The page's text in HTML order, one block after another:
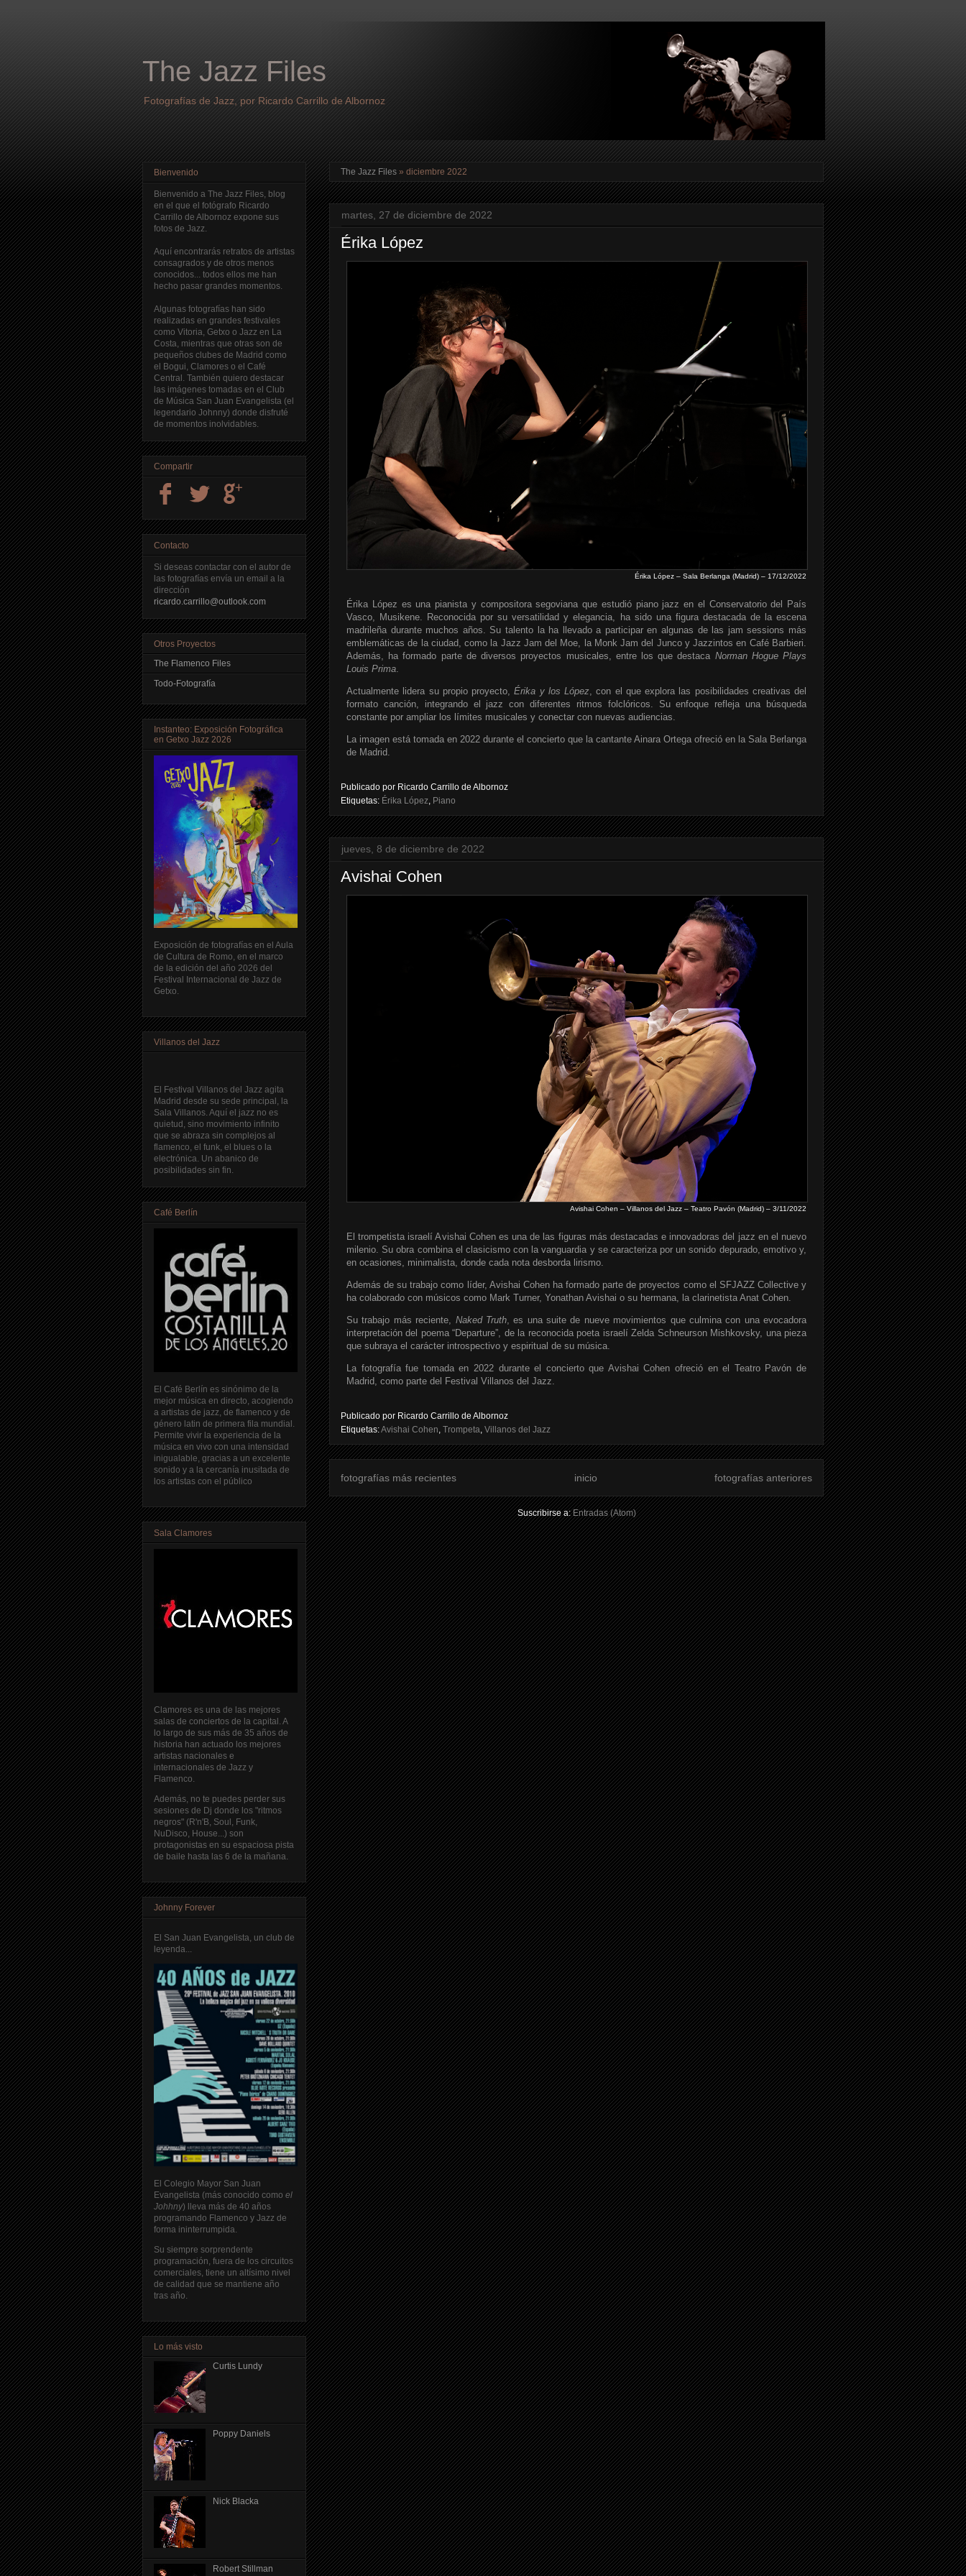
The Jazz Files
Fotografías de Jazz, por Ricardo Carrillo de Albornoz
The Jazz Files » diciembre 2022
martes, 27 de diciembre de 2022
Érika López
Érika López – Sala Berlanga (Madrid) – 17/12/2022
Érika López es una pianista y compositora segoviana que estudió piano jazz en el Conservatorio del País
Vasco, Musikene. Reconocida por su versatilidad y elegancia, ha sido una figura destacada de la escena
madrileña durante muchos años. Su talento la ha llevado a participar en algunas de las jam sessions más
emblemáticas de la ciudad, como la Jazz Jam del Moe, la Monk Jam del Junco y Jazzintos en Café Barbieri.
Además, ha formado parte de diversos proyectos musicales, entre los que destaca Norman Hogue Plays
Louis Prima
Actualmente lidera su propio proyecto,Érika y los López , con el que explora las posibilidades creativas del
formato canción, integrando el jazz con diferentes ritmos folclóricos. Su enfoque refleja una búsqueda
constante por ampliar los límites musicales y conectar con nuevas audiencias.
La imagen está tomada en 2022 durante el concierto que la cantante Ainara Ortega ofreció en la Sala Berlanga
de Madrid.
Publicado por Ricardo Carrillo de Albornoz
Etiquetas: Érika López Piano
jueves, 8 de diciembre de 2022
Avishai Cohen
Avishai Cohen – Villanos del Jazz – Teatro Pavón (Madrid) – 3/11/2022
El trompetista israelí Avishai Cohen es una de las figuras más destacadas e innovadoras del jazz en el nuevo
milenio. Su obra combina el clasicismo con la vanguardia y se caracteriza por un sonido depurado, emotivo y,
en ocasiones, minimalista, donde cada nota desborda lirismo.
Además de su trabajo como líder, Avishai Cohen ha formado parte de proyectos como el SFJAZZ Collective y
ha colaborado con músicos como Mark Turner, Yonathan Avishai o su hermana, la clarinetista Anat Cohen.
Su trabajo más reciente, Naked Truth, es una suite de nueve movimientos que culmina con una evocadora
interpretación del poema “Departure”, de la reconocida poeta israelí Zelda Schneurson Mishkovsky, una pieza
que subraya el carácter introspectivo y espiritual de su música.
La fotografía fue tomada en 2022 durante el concierto que Avishai Cohen ofreció en el Teatro Pavón de
Madrid, como parte del Festival Villanos del Jazz.
Publicado por Ricardo Carrillo de Albornoz
Etiquetas:Avishai Cohen, Trompeta, Villanos del Jazz
fotografías más recientes fotografías anteriores
inicio
Suscribirse a:Entradas (Atom)
Bienvenido
Bienvenido a The Jazz Files, blog
en el que el fotógrafo Ricardo
Carrillo de Albornoz expone sus
fotos de Jazz.
Aquí encontrarás retratos de artistas
consagrados y de otros menos
conocidos... todos ellos me han
hecho pasar grandes momentos.
Algunas fotografías han sido
realizadas en grandes festivales
como Vitoria, Getxo o Jazz en La
Costa, mientras que otras son de
pequeños clubes de Madrid como
el Bogui, Clamores o el Café
Central. También quiero destacar
las imágenes tomadas en el Club
de Música San Juan Evangelista (el
legendario Johnny) donde disfruté
de momentos inolvidables.
Compartir
Contacto
Si deseas contactar con el autor de
las fotografías envía un email a la
dirección
ricardo.carrillo@outlook.com
Otros Proyectos
The Flamenco Files
Todo-Fotografía
Instanteo: Exposición Fotográfica
en Getxo Jazz 2026
Exposición de fotografías en el Aula
de Cultura de Romo, en el marco
de la edición del año 2026 del
Festival Internacional de Jazz de
Getxo.
Villanos del Jazz
El Festival Villanos del Jazz agita
Madrid desde su sede principal, la
Sala Villanos. Aquí el jazz no es
quietud, sino movimiento infinito
que se abraza sin complejos al
flamenco, el funk, el blues o la
electrónica. Un abanico de
posibilidades sin fin.
Café Berlín
El Café Berlín es sinónimo de la
mejor música en directo, acogiendo
a artistas de jazz, de flamenco y de
género latin de primera fila mundial.
Permite vivir la experiencia de la
música en vivo con una intensidad
inigualable, gracias a un excelente
sonido y a la cercanía inusitada de
los artistas con el público
Sala Clamores
Clamores es una de las mejores
salas de conciertos de la capital. A
lo largo de sus más de 35 años de
historia han actuado los mejores
artistas nacionales e
internacionales de Jazz y
Flamenco.
Además, no te puedes perder sus
sesiones de Dj donde los "ritmos
negros" (R'n'B, Soul, Funk,
NuDisco, House...) son
protagonistas en su espaciosa pista
de baile hasta las 6 de la mañana.
Johnny Forever
El San Juan Evangelista, un club de
leyenda...
El Colegio Mayor San Juan
Evangelista (más conocido como el
Johhny) lleva más de 40 años
programando Flamenco y Jazz de
forma ininterrumpida.
Su siempre sorprendente
programación, fuera de los circuitos
comerciales, tiene un altísimo nivel
de calidad que se mantiene año
tras año.
Lo más visto
Curtis Lundy
Poppy Daniels
Nick Blacka
Robert Stillman